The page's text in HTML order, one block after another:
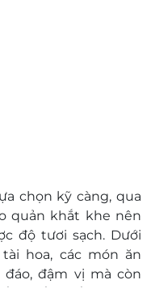
chọn kỹ càng, qua
quản khắt khe nên
độ tươi sạch. Dưới
hoa, các món ăn
đậm vị mà còn